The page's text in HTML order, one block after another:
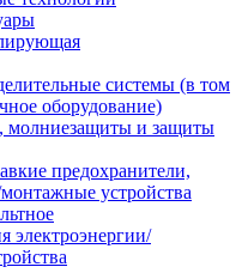
системы (в том
оборудование)
молниезащиты и защиты
предохранители,
устройства
электроэнергии/